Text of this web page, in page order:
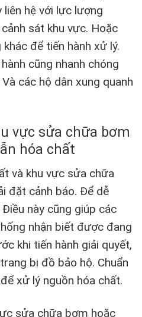
liên hệ với lực lượng
sát khu vực. Hoặc
để tiến hành xử lý.
cũng nhanh chóng
các hộ dân xung quanh
vực sửa chữa bơm
hóa chất
và khu vực sửa chữa
đặt cảnh báo. Để dễ
này cũng giúp các
nhận biết được đang
khi tiến hành giải quyết,
bị đồ bảo hộ. Chuẩn
xử lý nguồn hóa chất.